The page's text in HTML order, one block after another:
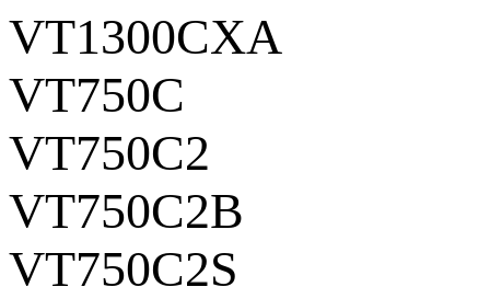
VT1300CXA
VT750C
VT750C2
VT750C2B
VT750C2S